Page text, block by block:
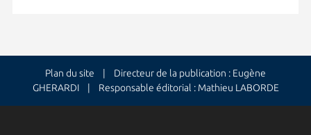
Plan du site | Directeur de la publication : Eugène
GHERARDI | Responsable éditorial : Mathieu LABORDE